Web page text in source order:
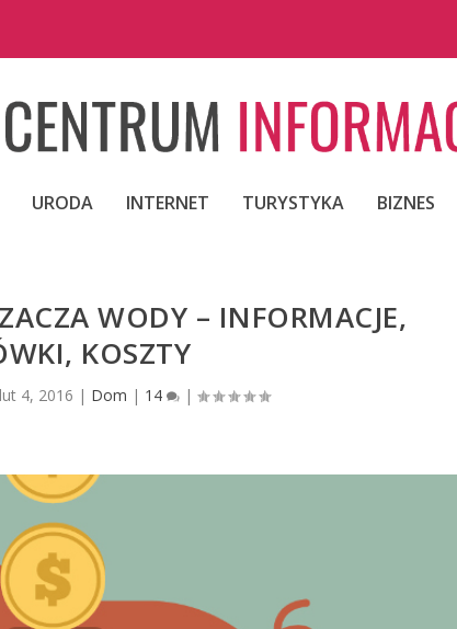
URODA INTERNET TURYSTYKA BIZNES
WODY – INFORMACJE,
KOSZTY
lut 4, 2016 | Dom | 14 |